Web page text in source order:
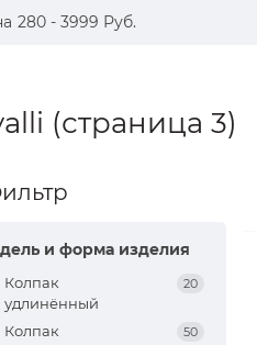
280 - 3999 Руб.
(страница 3)
и форма изделия
Колпак
удлинённый
20
Колпак 50